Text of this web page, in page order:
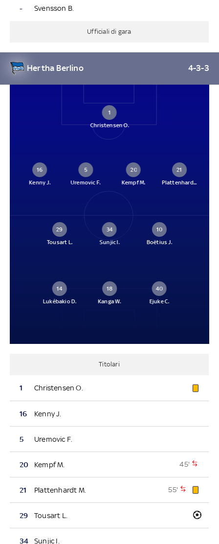
- Svensson B.
Ufficiali di gara
Hertha Berlino 4-3-3
1
Christensen O.
16
Kenny J.
5
Uremovic F.
20
Kempf M.
21
Plattenhard...
29
Tousart L.
34
Sunjic I.
10
Boëtius J.
14
Lukébakio D.
18
Kanga W.
40
Ejuke C.
Titolari
1 Christensen O.
16 Kenny J.
5 Uremovic F.
20 Kempf M. 45'
21 Plattenhardt M. 55'
29 Tousart L.
34 Sunjic I.